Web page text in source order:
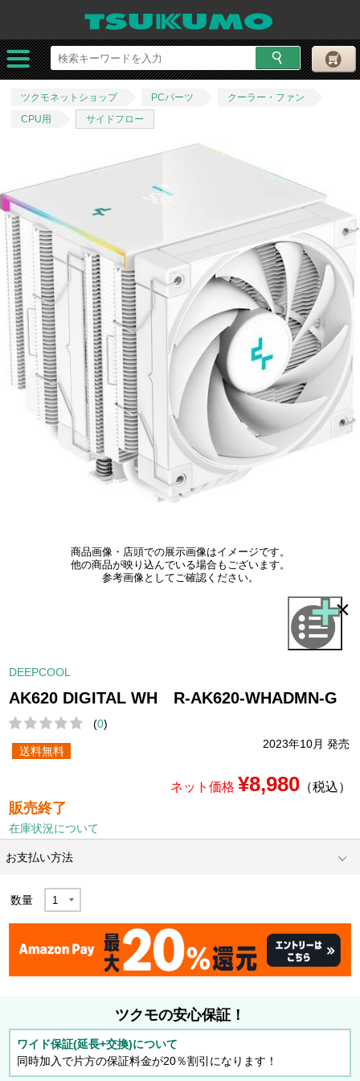
ツクモネットショップ PCパーツ
クーラー・ファン
CPU用
サイドフロー
商品画像・店頭での展示画像はイメージです。
他の商品が映り込んでいる場合もございます。
参考画像としてご確認ください。
×
DEEPCOOL
AK620 DIGITAL WH R-AK620-WHADMN-G
(0)
2023年10月 発売
送料無料
ネット価格 ¥8,980（税込）
販売終了
在庫状況について
お支払い方法
数量
ツクモの安心保証！
ワイド保証(延長+交換)について
同時加入で片方の保証料金が20％割引になります！